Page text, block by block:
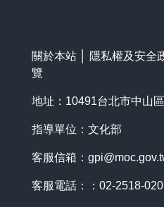
關於本站 隱私權及安全
覽
地址：10491台北市中山
指導單位：文化部
客服信箱：
客服電話：：02-2518-